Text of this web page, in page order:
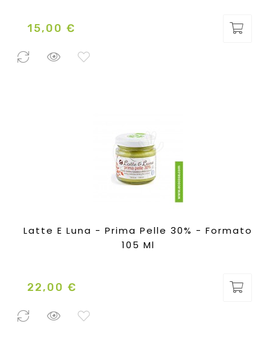
Prezzo
15,00 €
0 Pezzi
Latte E Luna - Prima Pelle 30% - Formato
105 Ml
Prezzo
22,00 €
0 Pezzi